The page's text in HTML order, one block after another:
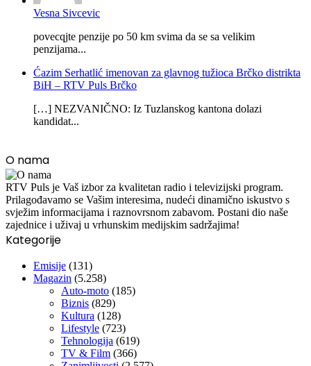
Vesna Sivcevic
povecqjte penzije po 50 km svima da se sa velikim
penzijama...
Ćazim Serhatlić imenovan za glavnog tužioca Brčko distrikta
BiH – RTV Puls Brčko
[…] NEZVANIČNO: Iz Tuzlanskog kantona dolazi
kandidat...
O nama
RTV Puls je Vaš izbor za kvalitetan radio i televizijski program.
Prilagođavamo se Vašim interesima, nudeći dinamično iskustvo s
svježim informacijama i raznovrsnom zabavom. Postani dio naše
zajednice i uživaj u vrhunskim medijskim sadržajima!
Kategorije
Emisije (131)
Magazin (5.258)
Auto-moto (185)
Biznis (829)
Kultura (128)
Lifestyle (723)
Tehnologija (619)
TV & Film (366)